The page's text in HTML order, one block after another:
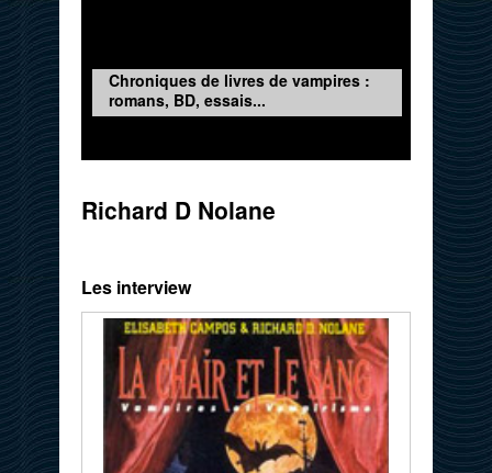
Chroniques de livres de vampires :
romans, BD, essais...
Richard D Nolane
Les interview